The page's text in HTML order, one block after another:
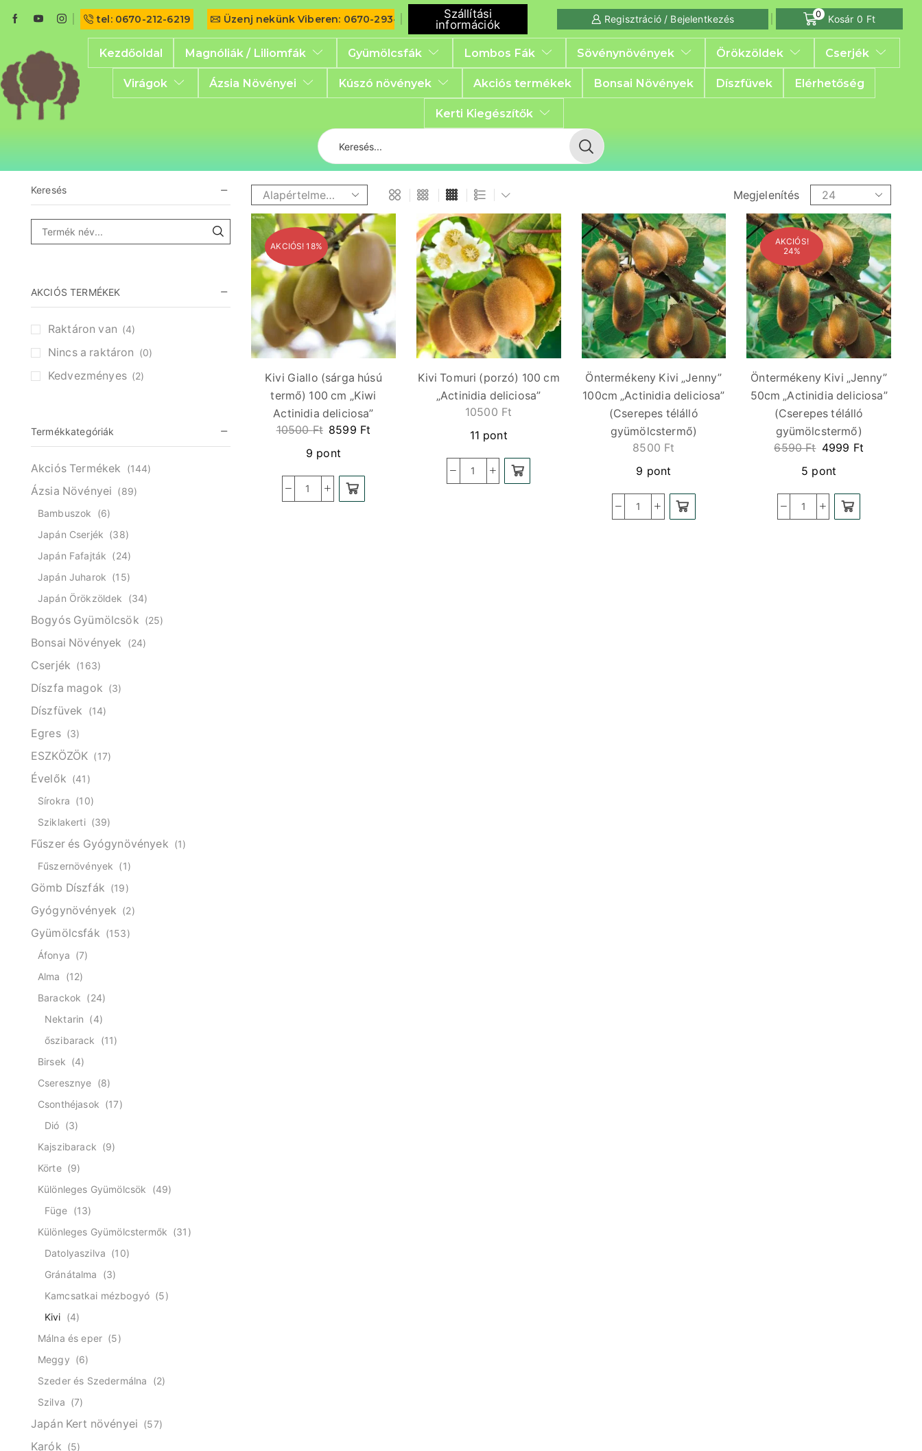
tel: 0670-212-6219 Üzenj nekünk Viberen: 0670-293-6792
Szállítási
információk
Regisztráció / Bejelentkezés 0 Kosár 0 Ft
Kezdőoldal Magnóliák / Liliomfák Gyümölcsfák Lombos Fák Sövénynövények Örökzöldek Cserjék
Virágok Ázsia Növényei Kúszó növények Akciós termékek Bonsai Növények Díszfüvek Elérhetőség
Kerti Kiegészítők
Megjelenítés
AKCIÓS! 18%
Kivi Giallo (sárga húsú
termő) 100 cm „Kiwi
Actinidia deliciosa”
10500Ft 8599 Ft
9 pont
Kivi Tomuri (porzó) 100 cm
„Actinidia deliciosa”
10500 Ft
11 pont
Öntermékeny Kivi „Jenny”
100cm „Actinidia deliciosa”
(Cserepes télálló
gyümölcstermő)
8500 Ft
9 pont
AKCIÓS!
24%
Öntermékeny Kivi „Jenny”
50cm „Actinidia deliciosa”
(Cserepes télálló
gyümölcstermő)
6590Ft 4999 Ft
5 pont
Keresés
AKCIÓS TERMÉKEK
Raktáron van (4)
Nincs a raktáron (0)
Kedvezményes (2)
Termékkategóriák
Akciós Termékek (144)
Ázsia Növényei (89)
Bambuszok
(6)
Japán Cserjék (38)
Japán Fafajták (24)
Japán Juharok (15)
Japán Örökzöldek
(34)
Bogyós Gyümölcsök (25)
Bonsai Növények (24)
Cserjék (163)
Díszfa magok (3)
Díszfüvek (14)
Egres (3)
ESZKÖZÖK (17)
Évelők (41)
Sírokra (10)
Sziklakerti (39)
Fűszer és Gyógynövények (1)
Fűszernövények (1)
Gömb Díszfák (19)
Gyógynövények (2)
Gyümölcsfák (153)
Áfonya (7)
Alma
(12)
Barackok (24)
Nektarin (4)
őszibarack
(11)
Birsek (4)
Cseresznye (8)
Csonthéjasok (17)
Dió (3)
Kajszibarack (9)
Körte (9)
Különleges Gyümölcsök
(49)
Füge (13)
Különleges Gyümölcstermők (31)
Datolyaszilva (10)
Gránátalma
(3)
Kamcsatkai mézbogyó (5)
Kivi (4)
Málna és eper (5)
Meggy (6)
Szeder és Szedermálna
(2)
Szilva (7)
Japán Kert növényei (57)
Karók (5)